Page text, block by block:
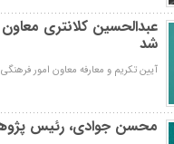
عبدالحسین کلانتری
شد
آیین تکریم و معارفه معاون امور
محسن جوادی، رئیس